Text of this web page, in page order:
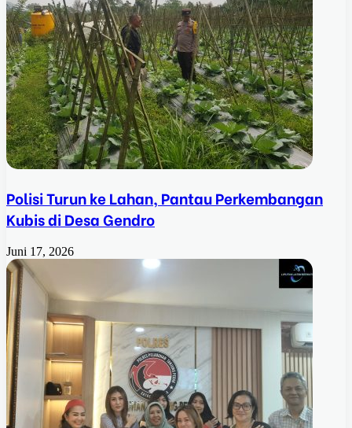
Polisi Turun ke Lahan, Pantau Perkembangan
Kubis di Desa Gendro
Juni 17, 2026